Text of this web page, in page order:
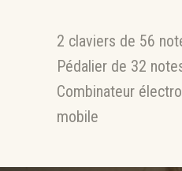
2 claviers de 56
Pédalier de 32
Combinateur
mobile